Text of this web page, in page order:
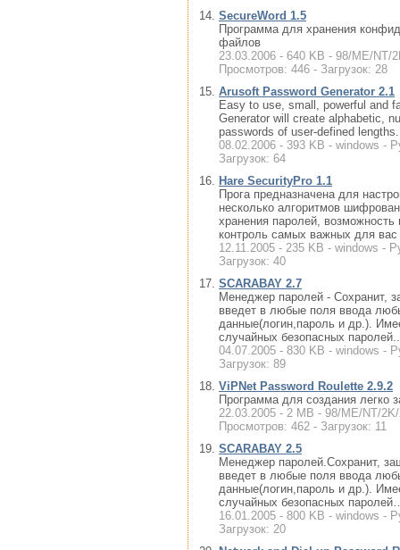
SecureWord 1.5
Программа для хранения
файлов
23.03.2006 - 640 KB - 98/ME/NT/
Просмотров: 446 - Загрузок: 28
Arusoft Password Generator 2.1
Easy to use, small, powerful and
Generator will create alphabetic,
passwords of user-defined
08.02.2006 - 393 KB - windows -
Загрузок: 64
Hare SecurityPro 1.1
Прога предназначена для
несколько алгоритмов
хранения паролей, возможность
контроль самых важных для
12.11.2005 - 235 KB - windows -
Загрузок: 40
SCARABAY 2.7
Менеджер паролей - Сохранит,
введет в любые поля ввода
данные(логин,пароль и др.).
случайных безопасных
04.07.2005 - 830 KB - windows -
Загрузок: 89
ViPNet Password Roulette 2.9.2
Программа для создания легко
22.03.2005 - 2 MB - 98/ME/NT/
Просмотров: 462 - Загрузок: 11
SCARABAY 2.5
Менеджер паролей.Сохранит,
введет в любые поля ввода
данные(логин,пароль и др.).
случайных безопасных
16.01.2005 - 800 KB - windows -
Загрузок: 20